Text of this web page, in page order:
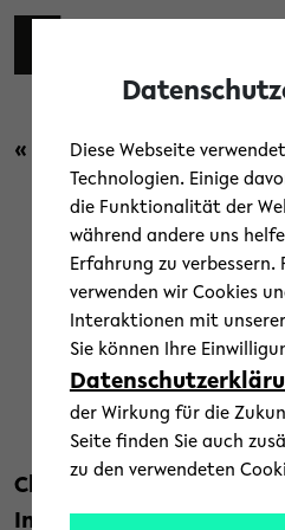
Skip to main content
« Zurück zur Übersicht
Menschen /
„Alumni im
12. Mai
Text:
Christian Fink hat 2010
Interdisziplinärer
Diese Webseite
Technologien. Einige
die Funktionalität der
während andere uns
Erfahrung zu verbessern.
verwenden wir Cookies
Interaktionen mit
Sie können Ihre
der Wirkung für die
Seite finden Sie auch
zu den verwendeten